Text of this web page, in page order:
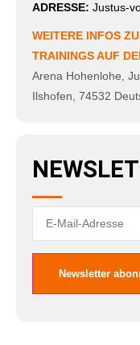
ADRESSE: Justus-
WEITERE INFOS
TRAININGS AUF
Arena Hohenlohe,
Ilshofen, 74532